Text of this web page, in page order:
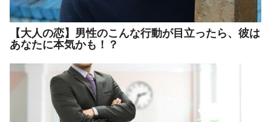
【大人の恋】男性のこんな行動が目立ったら、彼は
あなたに本気かも！？